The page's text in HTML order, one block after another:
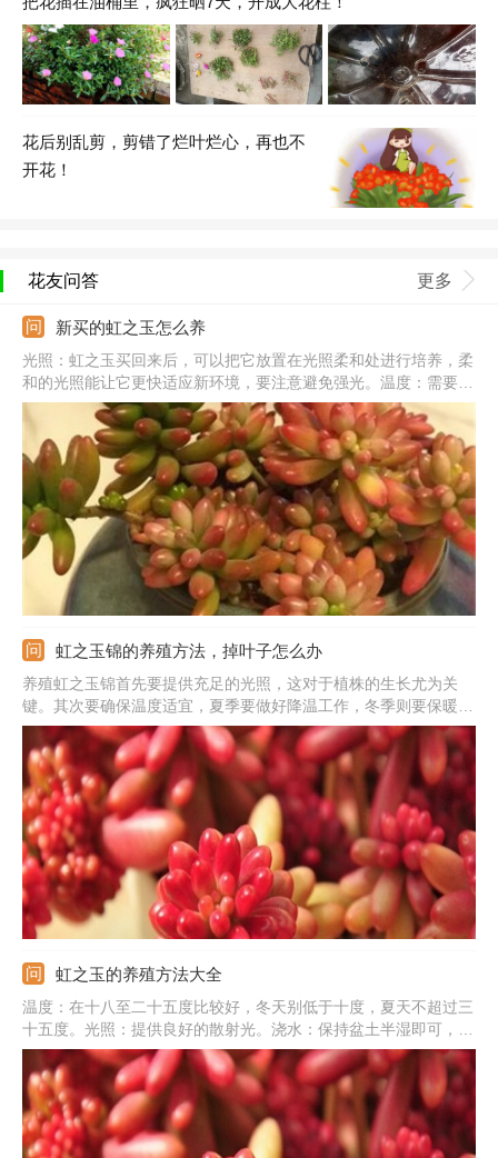
花后别乱剪，剪错了烂叶烂心，再也不
开花！
花友问答 更多
新买的虹之玉怎么养
光照：虹之玉买回来后，可以把它放置在光照柔和处进行培养，柔
和的光照能让它更快适应新环境，要注意避免强光。温度：需要调
控养殖环境周围的温度，最好能够调控在10~28度之间。浇水：虹
之玉新买回家后，要等土壤干燥后再浇水，同时控制浇水量，不要
积水，以免涝根。施肥：对肥料的需求性不高，在没适应新环境前
不需要进行施肥。
虹之玉锦的养殖方法，掉叶子怎么办
养殖虹之玉锦首先要提供充足的光照，这对于植株的生长尤为关
键。其次要确保温度适宜，夏季要做好降温工作，冬季则要保暖，
植株才能健康生长。另外浇水要适量，它本身对水分需求不大，可
以在土壤干透后浇透，生长期还要适当施肥。如果植株掉叶子，需
要找准原因，并对症下药。
虹之玉的养殖方法大全
温度：在十八至二十五度比较好，冬天别低于十度，夏天不超过三
十五度。光照：提供良好的散射光。浇水：保持盆土半湿即可，切
勿积水。土壤：营养、透气性和排水性都有要求。繁殖：主要用扦
插法。换盆：最好一年一次，其间还可松土。